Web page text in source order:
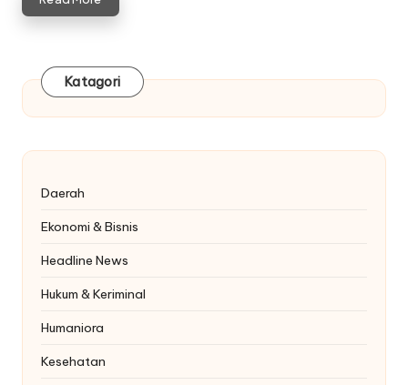
Katagori
Daerah
Ekonomi & Bisnis
Headline News
Hukum & Keriminal
Humaniora
Kesehatan